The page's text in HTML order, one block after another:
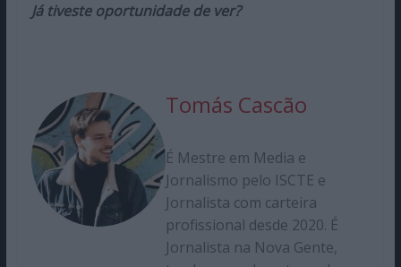
Já tiveste oportunidade de ver?
Tomás Cascão
É Mestre em Media e
Jornalismo pelo ISCTE e
Jornalista com carteira
profissional desde 2020. É
Jornalista na Nova Gente,